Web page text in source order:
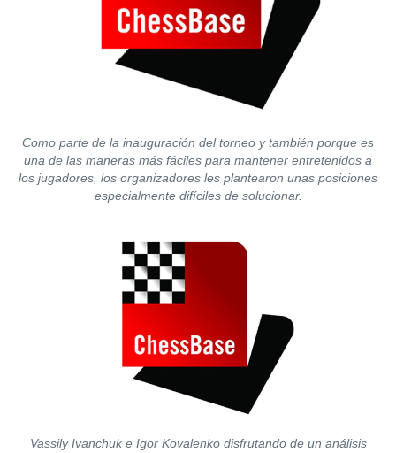
Como parte de la inauguración del torneo y también porque es
una de las maneras más fáciles para mantener entretenidos a
los jugadores, los organizadores les plantearon unas posiciones
especialmente difíciles de solucionar.
Vassily Ivanchuk e Igor Kovalenko disfrutando de un análisis